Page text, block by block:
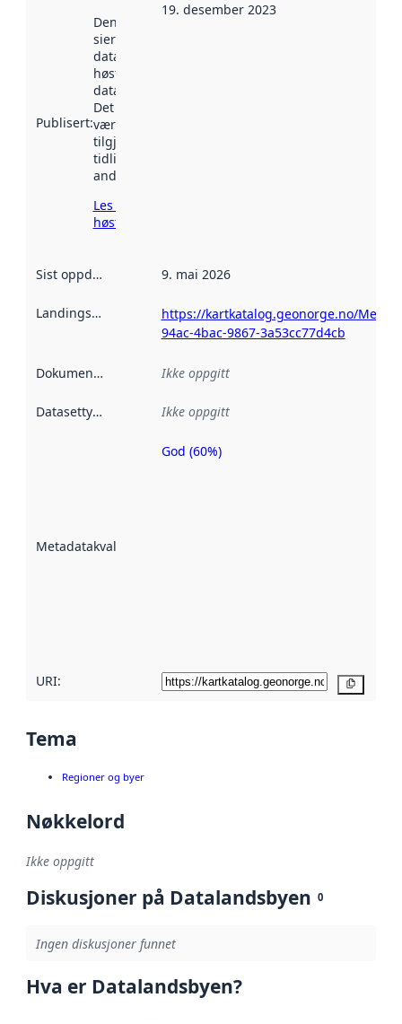
Publisert:
Denne datoen
sier når
datasettet ble
høstet av
data.norge.no.
Det kan ha
vært
tilgjengelig
tidligere
andre steder.
Les mer om
høsting her
19. desember 2023
Sist oppdatert 9. mai 2026
Landingsside
https://kartkatalog.geonorge.no/
94ac-4bac-9867-3a53cc77d4cb
Dokumentasjon Ikke oppgitt
Datasettype Ikke oppgitt
Metadatakvalitet
Metadatakvalitet
God (60%)
URI:
Tema
Regioner og byer
Nøkkelord
Ikke oppgitt
Diskusjoner på Datalandsbyen 0
Ingen diskusjoner funnet
Hva er Datalandsbyen?